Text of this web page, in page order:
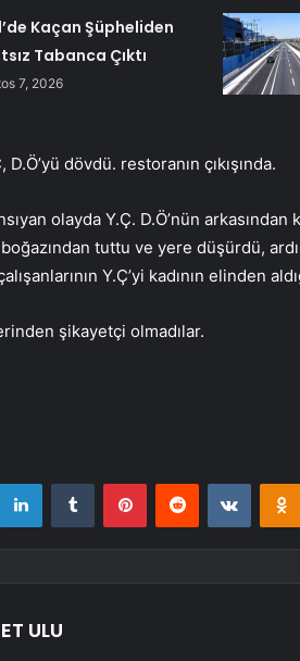
Kaçan Şüpheliden
Tabanca Çıktı
7, 2026
dövdü. restoranın çıkışında.
olayda Y.Ç. D.Ö’nün
tuttu ve yere düşürdü,
Y.Ç’yi kadının elinden
şikayetçi olmadılar.
LinkedInTumblr PinterestReddit
ULU